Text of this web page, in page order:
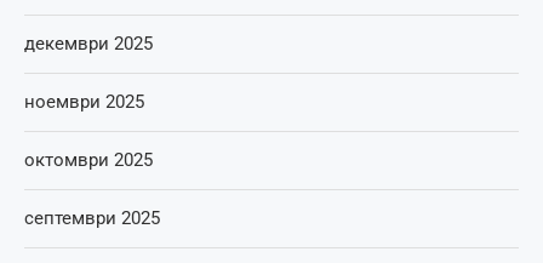
декември 2025
ноември 2025
октомври 2025
септември 2025